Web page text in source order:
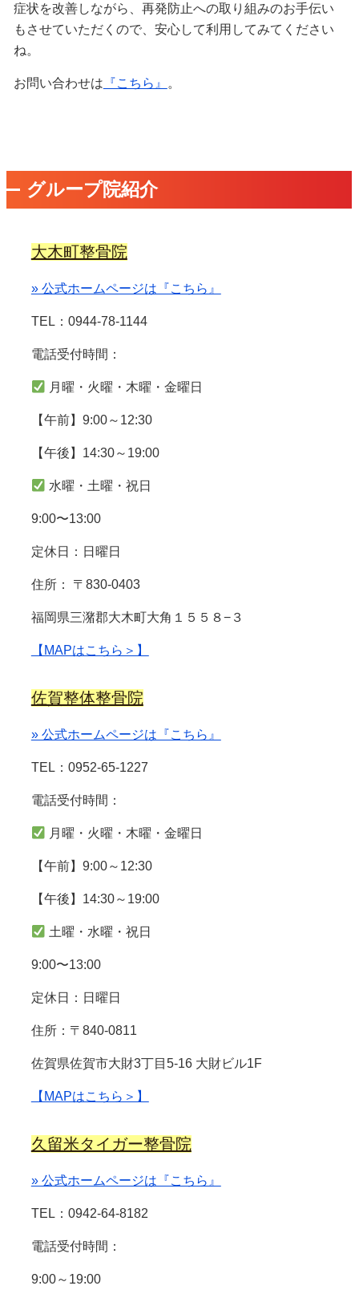
症状を改善しながら、再発防止への取り組みのお手伝い
もさせていただくので、安心して利用してみてください
ね。
お問い合わせは 『こちら』 。
グループ院紹介
大木町整骨院
» 公式ホームページは『こちら』
TEL：0944-78-1144
電話受付時間：
月曜・火曜・木曜・金曜日
【午前】9:00～12:30
【午後】14:30～19:00
水曜・土曜・祝日
9:00〜13:00
定休日：日曜日
住所： 〒830-0403
福岡県三潴郡大木町大角１５５８−３
【MAPはこちら＞】
佐賀整体整骨院
» 公式ホームページは『こちら』
TEL：0952-65-1227
電話受付時間：
月曜・火曜・木曜・金曜日
【午前】9:00～12:30
【午後】14:30～19:00
土曜・水曜・祝日
9:00〜13:00
定休日：日曜日
住所：〒840-0811
佐賀県佐賀市大財3丁目5-16 大財ビル1F
【MAPはこちら＞】
久留米タイガー整骨院
» 公式ホームページは『こちら』
TEL：0942-64-8182
電話受付時間：
9:00～19:00